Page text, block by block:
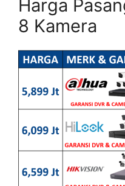
Harga
8 Kamera